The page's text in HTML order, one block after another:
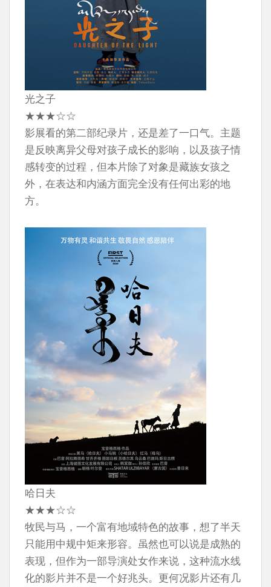
光之子
★★★☆☆
影展看的第二部纪录片，还是差了一口气。主题
是反映离异父母对孩子成长的影响，以及孩子情
感转变的过程，但本片除了对象是藏族女孩之
外，在表达和内涵方面完全没有任何出彩的地
方。
哈日夫
★★★☆☆
牧民与马，一个富有地域特色的故事，想了半天
只能用中规中矩来形容。虽然也可以说是成熟的
表现，但作为一部导演处女作来说，这种流水线
化的影片并不是一个好兆头。更何况影片还有几